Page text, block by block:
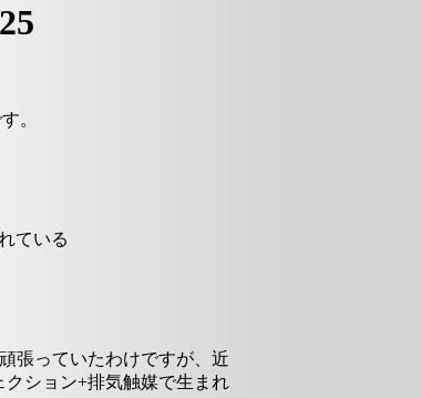
。
ている
張っていたわけですが、近
ション+排気触媒で生まれ